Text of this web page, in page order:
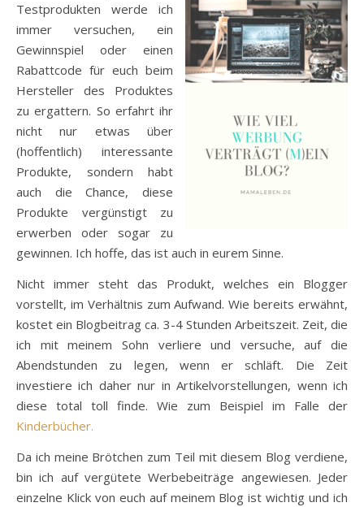
Testprodukten werde ich
immer versuchen, ein
Gewinnspiel oder einen
Rabattcode für euch beim
Hersteller des Produktes
zu ergattern. So erfahrt ihr
nicht nur etwas über
(hoffentlich) interessante
Produkte, sondern habt
auch die Chance, diese
Produkte vergünstigt zu
erwerben oder sogar zu
gewinnen. Ich hoffe, das ist auch in eurem Sinne.
Nicht immer steht das Produkt, welches ein Blogger
vorstellt, im Verhältnis zum Aufwand. Wie bereits erwähnt,
kostet ein Blogbeitrag ca. 3-4 Stunden Arbeitszeit. Zeit, die
ich mit meinem Sohn verliere und versuche, auf die
Abendstunden zu legen, wenn er schläft. Die Zeit
investiere ich daher nur in Artikelvorstellungen, wenn ich
diese total toll finde. Wie zum Beispiel im Falle der
Kinderbücher.
Da ich meine Brötchen zum Teil mit diesem Blog verdiene,
bin ich auf vergütete Werbebeiträge angewiesen. Jeder
einzelne Klick von euch auf meinem Blog ist wichtig und ich